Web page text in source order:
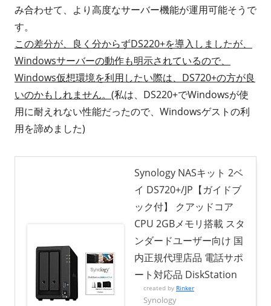
み合わせて、より高度なサーバー機能が運用可能そうで
す。
この差分が、良く分からずDS220+を導入しましたが、
Windowsサーバーの動作も明示されているので、
Windows仮想環境を利用したい際は、DS720+の方が良
いのかもしれません。 (私は、DS220+でWindowsが使
用に耐えれない性能だったので、Windowsゲストの利
用を諦めました)
Synology NASキット 2ベ
イ DS720+/JP【ガイドブ
ック付】 クアッドコア
CPU 2GBメモリ搭載 スタ
ンダードユーザー向け 国
内正規代理店品 電話サポ
ート対応品 DiskStation
created by Rinker
Synology